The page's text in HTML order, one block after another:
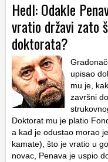
Hedl: Odakle
vratio državi zato
doktorata?
upisao
mu je,
završni
Doktorat mu je platio
a kad je odustao morao
kamate), što je vratio u
novac, Penava je uspio